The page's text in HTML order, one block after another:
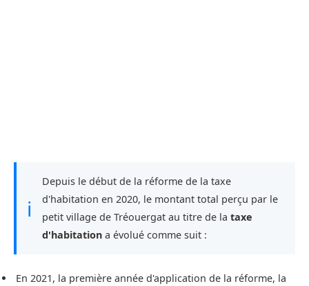
ℹ
Depuis le début de la réforme de la taxe
d'habitation en 2020, le montant total perçu par le
petit village de Tréouergat au titre de la taxe
d'habitation a évolué comme suit :
En 2021, la première année d'application de la réforme, la